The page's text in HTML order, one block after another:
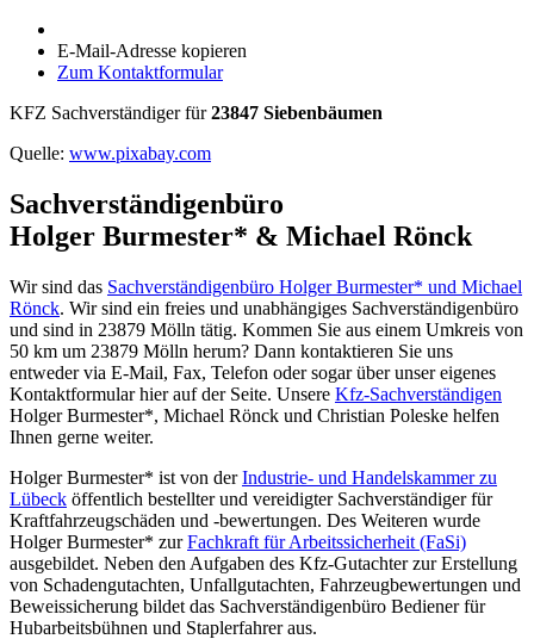
E-Mail-Adresse kopieren
Zum Kontaktformular
KFZ Sachverständiger für23847 Siebenbäumen
Quelle: www.pixabay.com
Sachverständigenbüro
Holger Burmester* & Michael Rönck
Wir sind das Sachverständigenbüro Holger Burmester* und Michael
Rönck. Wir sind ein freies und unabhängiges Sachverständigenbüro
und sind in 23879 Mölln tätig. Kommen Sie aus einem Umkreis von
50 km um 23879 Mölln herum? Dann kontaktieren Sie uns
entweder via E-Mail, Fax, Telefon oder sogar über unser eigenes
Kontaktformular hier auf der Seite. Unsere Kfz‐Sachverständigen
Holger Burmester*, Michael Rönck und Christian Poleske helfen
Ihnen gerne weiter.
Holger Burmester* ist von derIndustrie- und Handelskammer zu
Lübeck öffentlich bestellter und vereidigter Sachverständiger für
Kraftfahrzeugschäden und -bewertungen. Des Weiteren wurde
Holger Burmester* zurFachkraft für Arbeitssicherheit (FaSi)
ausgebildet. Neben den Aufgaben des Kfz-Gutachter zur Erstellung
von Schadengutachten, Unfallgutachten, Fahrzeugbewertungen und
Beweissicherung bildet das Sachverständigenbüro Bediener für
Hubarbeitsbühnen und Staplerfahrer aus.